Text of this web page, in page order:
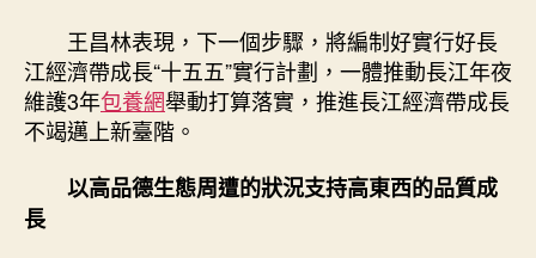
王昌林表現，下一個步驟，將編制好實行好長
江經濟帶成長“十五五”實行計劃，一體推動長江年夜
維護3年包養網舉動打算落實，推進長江經濟帶成長
不竭邁上新臺階。
以高品德生態周遭的狀況支持高東西的品質成
長